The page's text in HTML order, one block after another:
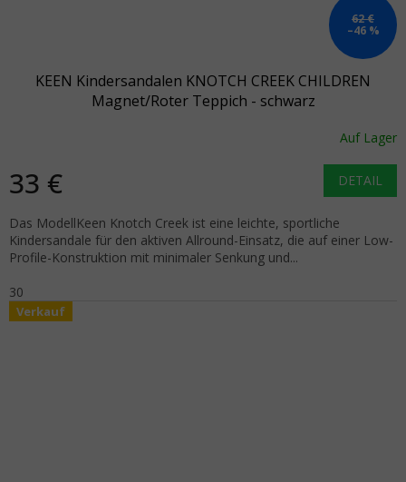
62 €
–46 %
KEEN Kindersandalen KNOTCH CREEK CHILDREN
Magnet/Roter Teppich - schwarz
Auf Lager
33 € DETAIL
Das ModellKeen Knotch Creek ist eine leichte, sportliche
Kindersandale für den aktiven Allround-Einsatz, die auf einer Low-
Profile-Konstruktion mit minimaler Senkung und...
30
Verkauf